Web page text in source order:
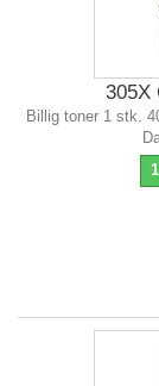
305X
Billig toner 1 stk.